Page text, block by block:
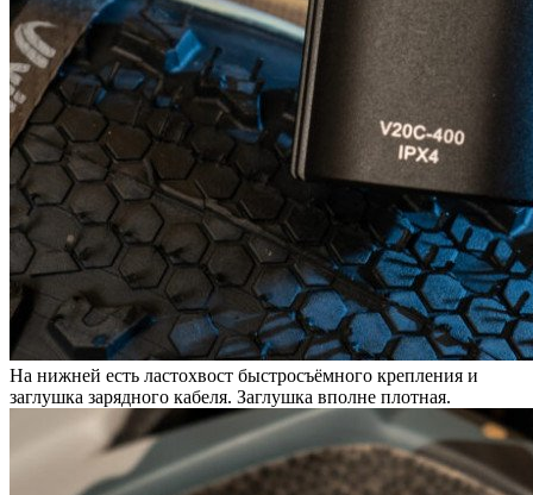
На нижней есть ластохвост быстросъёмного крепления и
заглушка зарядного кабеля. Заглушка вполне плотная.